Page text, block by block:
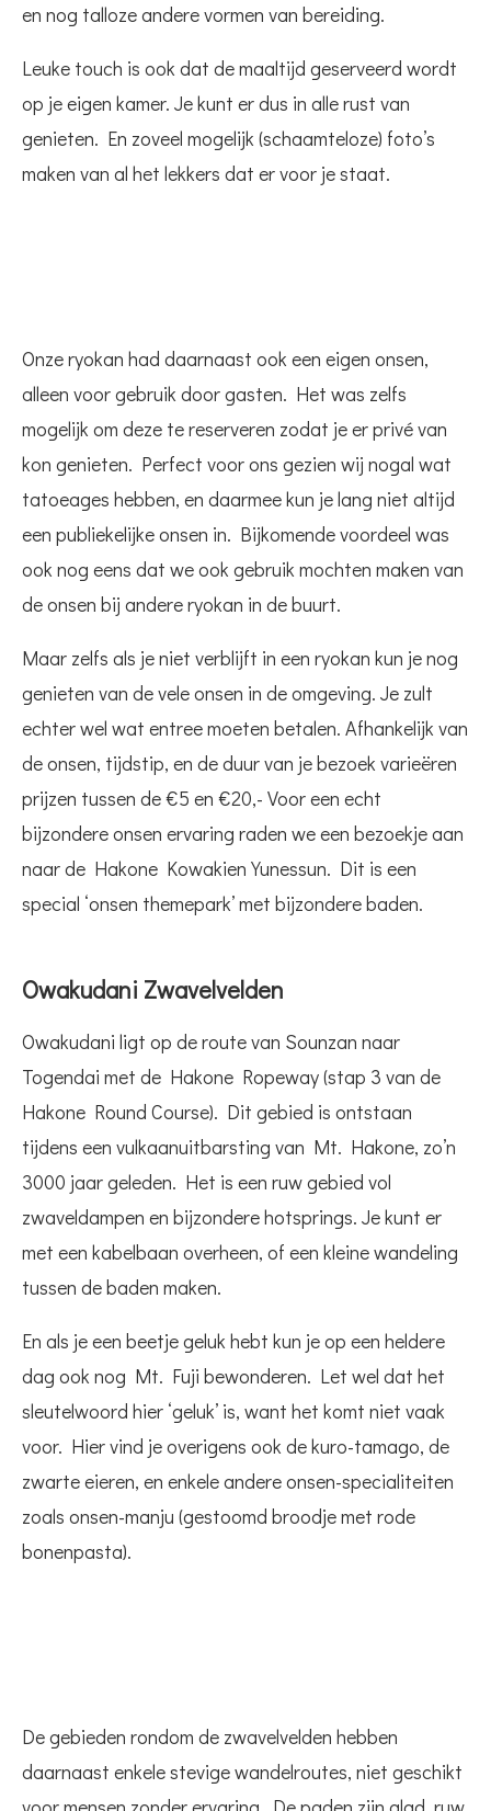
en nog talloze andere vormen van bereiding.
Leuke touch is ook dat de maaltijd geserveerd wordt
op je eigen kamer. Je kunt er dus in alle rust van
genieten. En zoveel mogelijk (schaamteloze) foto’s
maken van al het lekkers dat er voor je staat.
Onze ryokan had daarnaast ook een eigen onsen,
alleen voor gebruik door gasten. Het was zelfs
mogelijk om deze te reserveren zodat je er privé van
kon genieten. Perfect voor ons gezien wij nogal wat
tatoeages hebben, en daarmee kun je lang niet altijd
een publiekelijke onsen in. Bijkomende voordeel was
ook nog eens dat we ook gebruik mochten maken van
de onsen bij andere ryokan in de buurt.
Maar zelfs als je niet verblijft in een ryokan kun je nog
genieten van de vele onsen in de omgeving. Je zult
echter wel wat entree moeten betalen. Afhankelijk van
de onsen, tijdstip, en de duur van je bezoek varieëren
prijzen tussen de €5 en €20,- Voor een echt
bijzondere onsen ervaring raden we een bezoekje aan
naar de Hakone Kowakien Yunessun. Dit is een
special ‘onsen themepark’ met bijzondere baden.
Owakudani Zwavelvelden
Owakudani ligt op de route van Sounzan naar
Togendai met de Hakone Ropeway (stap 3 van de
Hakone Round Course). Dit gebied is ontstaan
tijdens een vulkaanuitbarsting van Mt. Hakone, zo’n
3000 jaar geleden. Het is een ruw gebied vol
zwaveldampen en bijzondere hotsprings. Je kunt er
met een kabelbaan overheen, of een kleine wandeling
tussen de baden maken.
En als je een beetje geluk hebt kun je op een heldere
dag ook nog Mt. Fuji bewonderen. Let wel dat het
sleutelwoord hier ‘geluk’ is, want het komt niet vaak
voor. Hier vind je overigens ook de kuro-tamago, de
zwarte eieren, en enkele andere onsen-specialiteiten
zoals onsen-manju (gestoomd broodje met rode
bonenpasta).
De gebieden rondom de zwavelvelden hebben
daarnaast enkele stevige wandelroutes, niet geschikt